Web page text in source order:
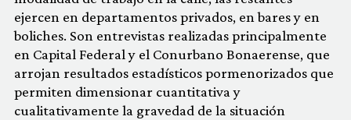
ejercen en departamentos privados, en bares y en
boliches. Son entrevistas realizadas principalmente
en Capital Federal y el Conurbano Bonaerense, que
arrojan resultados estadísticos pormenorizados que
permiten dimensionar cuantitativa y
cualitativamente la gravedad de la situación